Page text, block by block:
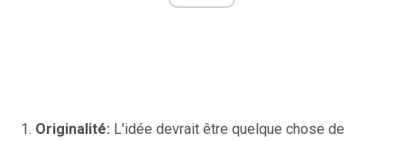
Originalité: L'idée devrait être quelque chose de